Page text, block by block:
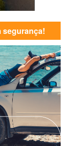
segurança!